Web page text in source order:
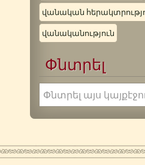
վանական
վանականություն
Փնտրել